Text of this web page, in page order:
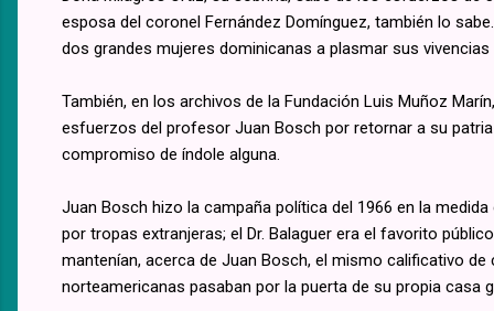
esposa del coronel Fernández Domínguez, también lo
dos grandes mujeres dominicanas a plasmar sus
También, en los archivos de la Fundación Luis Muñoz
esfuerzos del profesor Juan Bosch por retornar a su
compromiso de índole alguna.
Juan Bosch hizo la campaña política del 1966 en la
por tropas extranjeras; el Dr. Balaguer era el favorito
mantenían, acerca de Juan Bosch, el mismo calificativo
norteamericanas pasaban por la puerta de su propia casa